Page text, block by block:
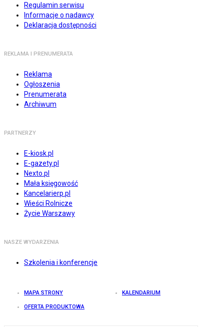
Regulamin serwisu
Informacje o nadawcy
Deklaracja dostępności
REKLAMA I PRENUMERATA
Reklama
Ogłoszenia
Prenumerata
Archiwum
PARTNERZY
E-kiosk.pl
E-gazety.pl
Nexto.pl
Mała księgowość
Kancelarierp.pl
Wieści Rolnicze
Życie Warszawy
NASZE WYDARZENIA
Szkolenia i konferencje
MAPA STRONY KALENDARIUM
OFERTA PRODUKTOWA